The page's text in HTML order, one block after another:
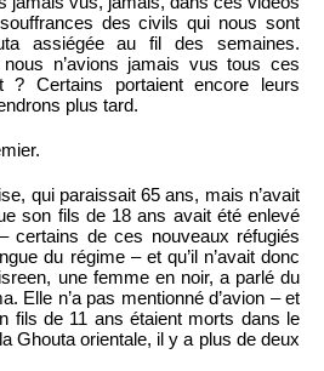
des civils qui nous sont
assiégée au fil des semaines.
n’avions jamais vus tous ces
? Certains portaient encore leurs
plus tard.
qui paraissait 65 ans, mais n’avait
son fils de 18 ans avait été enlevé
certains de ces nouveaux réfugiés
du régime – et qu’il n’avait donc
une femme en noir, a parlé du
Elle n’a pas mentionné d’avion – et
fils de 11 ans étaient morts dans le
Ghouta orientale, il y a plus de deux